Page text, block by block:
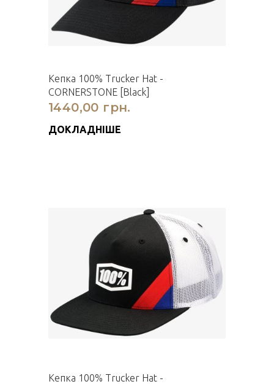
Кепка 100% Trucker Hat -
CORNERSTONE [Black]
1440,00 грн.
ДОКЛАДНІШЕ
Кепка 100% Trucker Hat -